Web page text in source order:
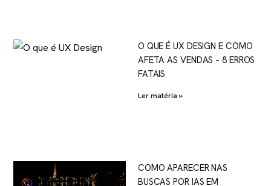
O QUE É UX DESIGN E COMO
AFETA AS VENDAS – 8 ERROS
FATAIS
Ler matéria »
COMO APARECER NAS
BUSCAS POR IAS EM